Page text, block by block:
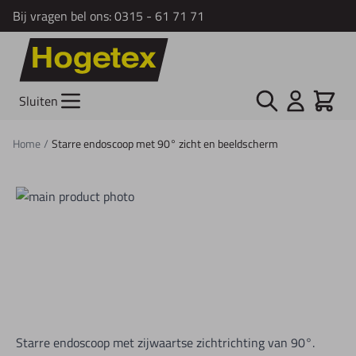
Bij vragen bel ons:0315 - 61 71 71
Ga naar de inhoud
Sluiten Zoek Cart
Home/ Starre endoscoop met 90° zicht en beeldscherm
Starre endoscoop met zijwaartse zichtrichting van 90°.